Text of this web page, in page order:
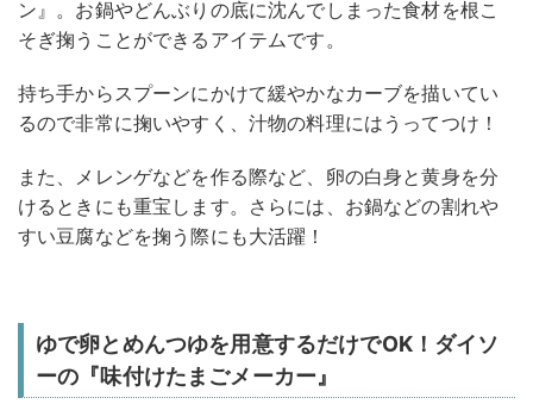
ン』。お鍋やどんぶりの底に沈んでしまった食材を根こ
そぎ掬うことができるアイテムです。
持ち手からスプーンにかけて緩やかなカーブを描いてい
るので非常に掬いやすく、汁物の料理にはうってつけ！
また、メレンゲなどを作る際など、卵の白身と黄身を分
けるときにも重宝します。さらには、お鍋などの割れや
すい豆腐などを掬う際にも大活躍！
ゆで卵とめんつゆを用意するだけでOK！ダイソ
ーの『味付けたまごメーカー』